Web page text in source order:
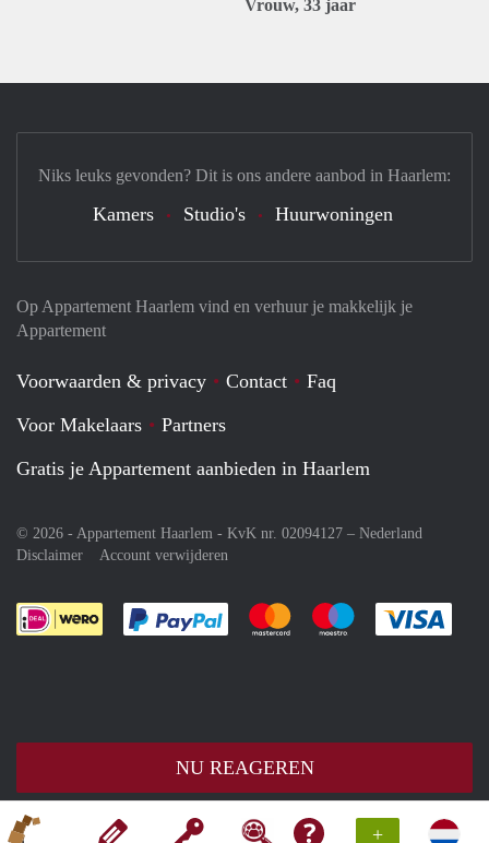
+
Vrouw, 33 jaar
NU REAGEREN
Op Appartement Haarlem vind en verhuur je makkelijk je
Appartement
Voorwaarden & privacy Contact
Faq
Voor Makelaars
Partners
Gratis je Appartement aanbieden in Haarlem
© 2026 - Appartement Haarlem - KvK nr. 02094127 – Nederland
Disclaimer
Account verwijderen
Je rekent gemakkelijk af met Paypal
Je rekent gemakkelijk af met
Je rekent
Niks leuks gevonden? Dit is ons andere aanbod in Haarlem:
Kamers Studio's Huurwoningen